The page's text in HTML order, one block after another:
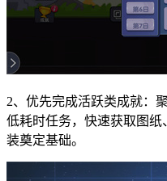
2、优先完成活跃类成就：
低耗时任务，快速获取图
装奠定基础。